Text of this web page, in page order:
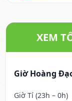
XEM
Giờ Hoàng
Giờ Tí (23h – 0h)